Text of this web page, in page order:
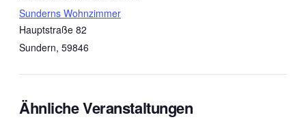
Sunderns Wohnzimmer
Hauptstraße 82
Sundern, 59846
Ähnliche Veranstaltungen